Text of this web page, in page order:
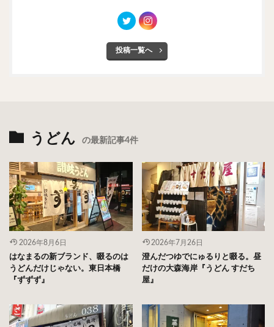
投稿一覧へ
うどん の最新記事4件
2026年8月6日
はなまるの新ブランド、啜るのは
うどんだけじゃない。東日本橋
『ずずず』
2026年7月26日
澄んだつゆでにゅるりと啜る。昼
だけの大森海岸『うどん すだち
屋』